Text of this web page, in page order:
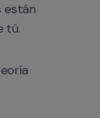
están
tú.